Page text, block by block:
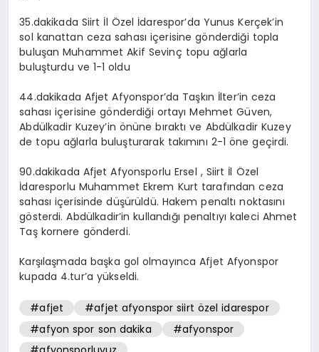
35.dakikada Siirt İl Özel İdarespor’da Yunus Kerçek’in
sol kanattan ceza sahası içerisine gönderdiği topla
buluşan Muhammet Akif Sevinç topu ağlarla
buluşturdu ve 1-1 oldu
44.dakikada Afjet Afyonspor’da Taşkın İlter’in ceza
sahası içerisine gönderdiği ortayı Mehmet Güven,
Abdülkadir Kuzey’in önüne bıraktı ve Abdülkadir Kuzey
de topu ağlarla buluşturarak takımını 2-1 öne geçirdi.
90.dakikada Afjet Afyonsporlu Ersel , Siirt İl Özel
İdaresporlu Muhammet Ekrem Kurt tarafından ceza
sahası içerisinde düşürüldü. Hakem penaltı noktasını
gösterdi. Abdülkadir’in kullandığı penaltıyı kaleci Ahmet
Taş kornere gönderdi.
Karşılaşmada başka gol olmayınca Afjet Afyonspor
kupada 4.tur’a yükseldi.
#afjet
#afjet afyonspor siirt özel idarespor
#afyon spor son dakika
#afyonspor